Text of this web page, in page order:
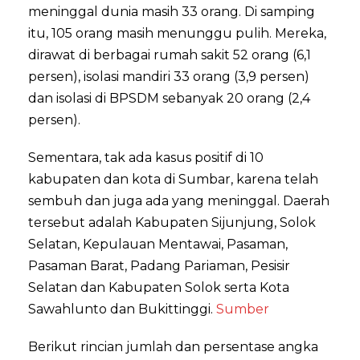
meninggal dunia masih 33 orang. Di samping
itu, 105 orang masih menunggu pulih. Mereka,
dirawat di berbagai rumah sakit 52 orang (6,1
persen), isolasi mandiri 33 orang (3,9 persen)
dan isolasi di BPSDM sebanyak 20 orang (2,4
persen).
Sementara, tak ada kasus positif di 10
kabupaten dan kota di Sumbar, karena telah
sembuh dan juga ada yang meninggal. Daerah
tersebut adalah Kabupaten Sijunjung, Solok
Selatan, Kepulauan Mentawai, Pasaman,
Pasaman Barat, Padang Pariaman, Pesisir
Selatan dan Kabupaten Solok serta Kota
Sawahlunto dan Bukittinggi. Sumber
Berikut rincian jumlah dan persentase angka